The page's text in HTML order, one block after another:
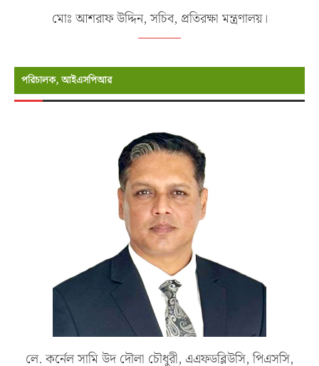
মোঃ আশরাফ উদ্দিন, সচিব, প্রতিরক্ষা মন্ত্রণালয়।
পরিচালক, আইএসপিআর
লে. কর্নেল সামি উদ দৌলা চৌধুরী, এএফডব্লিউসি, পিএসসি,